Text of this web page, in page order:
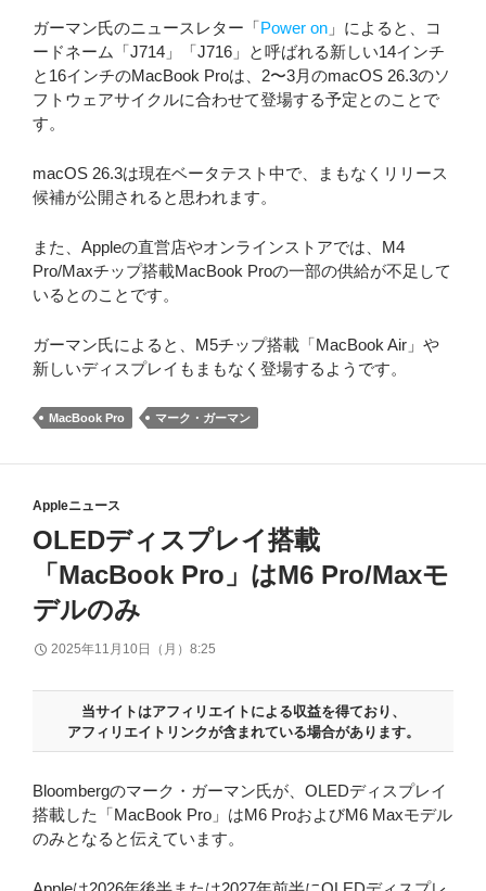
ガーマン氏のニュースレター「Power on 」によると、コ
ードネーム「J714」「J716」と呼ばれる新しい14インチ
と16インチのMacBook Proは、2〜3月のmacOS 26.3のソ
フトウェアサイクルに合わせて登場する予定とのことで
す。
macOS 26.3は現在ベータテスト中で、まもなくリリース
候補が公開されると思われます。
また、Appleの直営店やオンラインストアでは、M4
Pro/Maxチップ搭載MacBook Proの一部の供給が不足して
いるとのことです。
ガーマン氏によると、M5チップ搭載「MacBook Air」や
新しいディスプレイもまもなく登場するようです。
MacBook Pro マーク・ガーマン
Appleニュース
OLEDディスプレイ搭載
「MacBook Pro」はM6 Pro/Maxモ
デルのみ
2025年11月10日（月）8:25
当サイトはアフィリエイトによる収益を得ており、
アフィリエイトリンクが含まれている場合があります。
Bloombergのマーク・ガーマン氏が、OLEDディスプレイ
搭載した「MacBook Pro」はM6 ProおよびM6 Maxモデル
のみとなると伝えています。